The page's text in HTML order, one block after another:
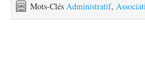
Mots-ClésAdministratif,